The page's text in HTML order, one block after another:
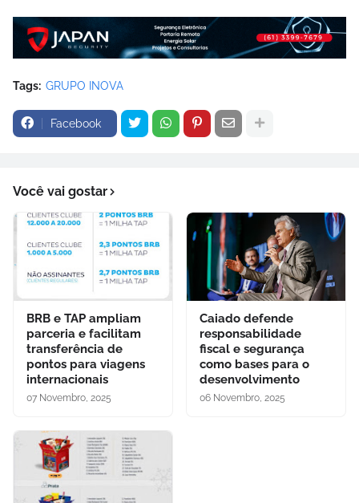
Tags: GRUPO INOVA
Facebook
Você vai gostar
BRB e TAP ampliam
parceria e facilitam
transferência de
pontos para viagens
internacionais
07 Novembro, 2025
Caiado defende
responsabilidade
fiscal e segurança
como bases para o
desenvolvimento
06 Novembro, 2025